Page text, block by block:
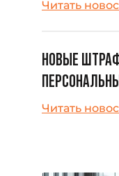
Читать
НОВЫЕ
Читать